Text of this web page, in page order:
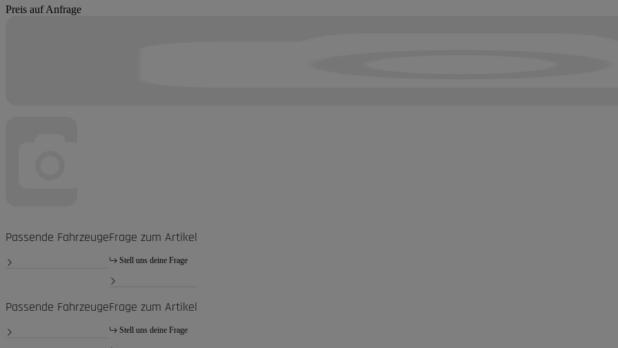
Preis auf Anfrage
Passende FahrzeugeFrage zum Artikel
Stell uns deine Frage
Passende FahrzeugeFrage zum Artikel
Stell uns deine Frage